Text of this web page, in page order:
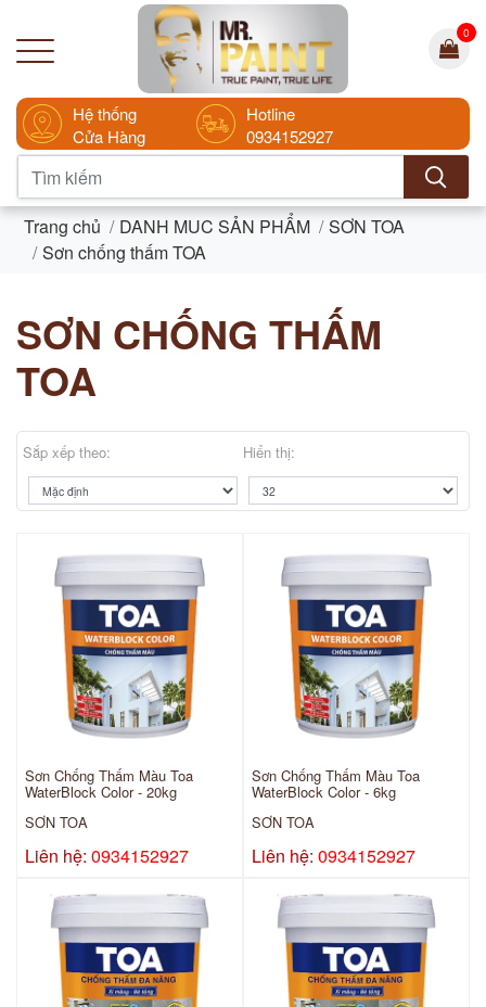
0
Hệ thống
Cửa Hàng
Hotline
0934152927
Trang chủ DANH MUC SẢN PHẨM
SƠN TOA
Sơn chống thấm TOA
SƠN CHỐNG THẤM
TOA
Hiển thị:
Sắp xếp theo:
Sơn Chống Thấm Màu Toa
WaterBlock Color - 20kg
SƠN TOA
Liên hệ: 0934152927
Sơn Chống Thấm Màu Toa
WaterBlock Color - 6kg
SƠN TOA
Liên hệ: 0934152927